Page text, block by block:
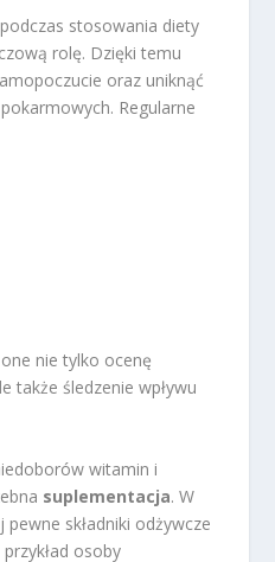
podczas stosowania diety
rolę. Dzięki temu
oraz uniknąć
Regularne
nie tylko ocenę
także śledzenie wpływu
witamin i
suplementacja. W
składniki odżywcze
osoby